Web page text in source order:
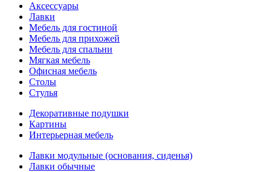
Аксессуары
Лавки
Мебель для гостиной
Мебель для прихожей
Мебель для спальни
Мягкая мебель
Офисная мебель
Столы
Стулья
Декоративные подушки
Картины
Интерьерная мебель
Лавки модульные (основания, сиденья)
Лавки обычные